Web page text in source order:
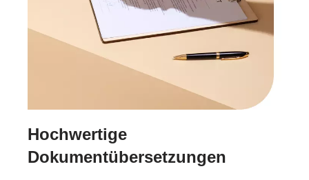
Hochwertige
Dokumentübersetzungen